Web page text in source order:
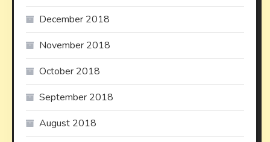
December 2018
November 2018
October 2018
September 2018
August 2018